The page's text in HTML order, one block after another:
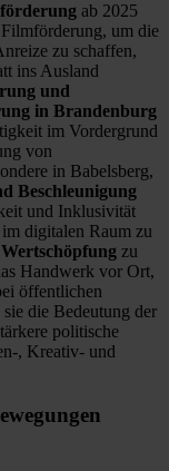
ab 2025
um die
zu schaffen,
ins Ausland
und
in Brandenburg
im Vordergrund
von
in Babelsberg,
Beschleunigung
und Inklusivität
digitalen Raum zu
zu
Handwerk vor Ort,
öffentlichen
die Bedeutung der
politische
, Kreativ- und